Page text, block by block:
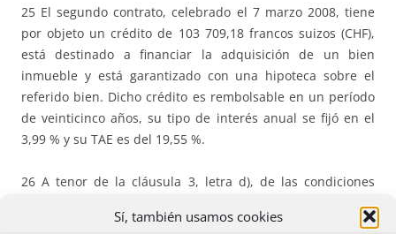
Sí, también usamos cookies
25 El segundo contrato, celebrado el 7 marzo 2008, tiene
por objeto un crédito de 103 709,18 francos suizos (CHF),
está destinado a financiar la adquisición de un bien
inmueble y está garantizado con una hipoteca sobre el
referido bien. Dicho crédito es rembolsable en un período
de veinticinco años, su tipo de interés anual se fijó en el
3,99 % y su TAE es del 19,55 %.
26 A tenor de la cláusula 3, letra d), de las condiciones
particulares de ambos contratos, relativa al carácter
variable del tipo de interés, «el Banco se reserva el